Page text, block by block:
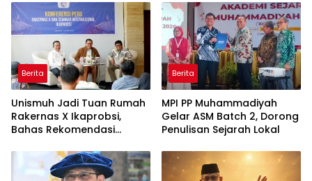
Berita
Unismuh Jadi Tuan Rumah
Rakernas X Ikaprobsi,
Bahas Rekomendasi
Indonesia di Tingkat
Global
Berita
MPI PP Muhammadiyah
Gelar ASM Batch 2, Dorong
Penulisan Sejarah Lokal